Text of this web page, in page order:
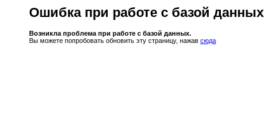
Ошибка при работе с базой данных
Возникла проблема при работе с базой данных.
Вы можете попробовать обновить эту страницу, нажав сюда